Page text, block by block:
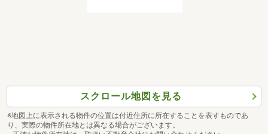
スクロール地図を見る
※地図上に表示される物件の位置は付近住所に所在することを表すものであ
り、実際の物件所在地とは異なる場合がございます。